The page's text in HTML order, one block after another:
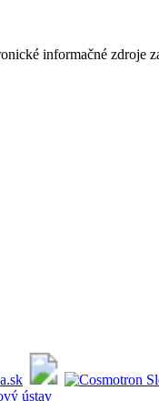
informačné zdroje
ústav